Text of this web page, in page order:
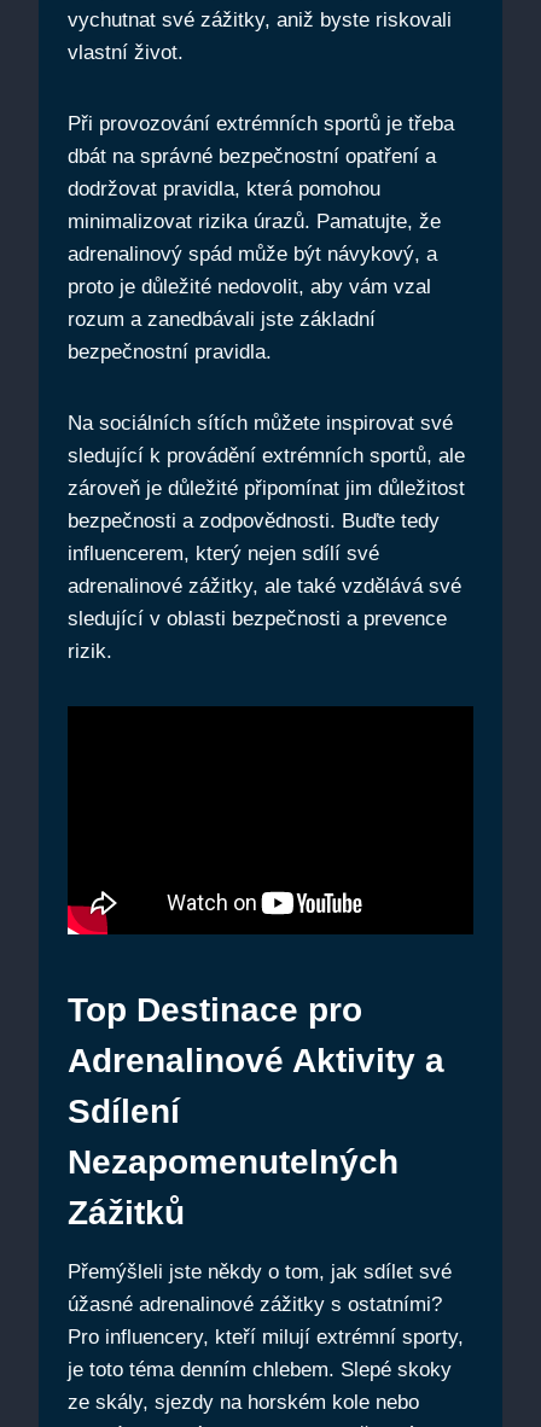
vychutnat své zážitky, aniž byste riskovali
vlastní život.
Při provozování extrémních sportů je třeba
dbát na správné bezpečnostní opatření a
dodržovat pravidla, která pomohou
minimalizovat rizika úrazů. Pamatujte, že
adrenalinový spád může být návykový, a
proto je důležité nedovolit, aby vám vzal
rozum a zanedbávali jste základní
bezpečnostní pravidla.
Na sociálních sítích můžete inspirovat své
sledující k provádění extrémních sportů, ale
zároveň je důležité připomínat jim důležitost
bezpečnosti a zodpovědnosti. Buďte tedy
influencerem, který nejen sdílí své
adrenalinové zážitky, ale také vzdělává své
sledující v oblasti bezpečnosti a prevence
rizik.
Top Destinace pro
Adrenalinové Aktivity a
Sdílení
Nezapomenutelných
Zážitků
Přemýšleli jste někdy o tom, jak sdílet své
úžasné adrenalinové zážitky s ostatními?
Pro influencery, kteří milují extrémní sporty,
je toto téma denním chlebem. Slepé skoky
ze skály, sjezdy na horském kole nebo